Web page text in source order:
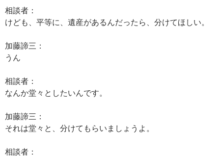
相談者：
けども、平等に、遺産があるんだったら、分けてほしい。
加藤諦三：
うん
相談者：
なんか堂々としたいんです。
加藤諦三：
それは堂々と、分けてもらいましょうよ。
相談者：